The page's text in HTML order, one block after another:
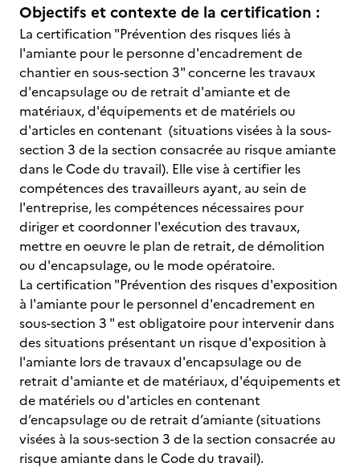
Objectifs et contexte de la certification :
La certification "Prévention des risques liés à
l'amiante pour le personne d'encadrement de
chantier en sous-section 3" concerne les travaux
d'encapsulage ou de retrait d'amiante et de
matériaux, d'équipements et de matériels ou
d'articles en contenant (situations visées à la sous-
section 3 de la section consacrée au risque amiante
dans le Code du travail). Elle vise à certifier les
compétences des travailleurs ayant, au sein de
l'entreprise, les compétences nécessaires pour
diriger et coordonner l'exécution des travaux,
mettre en oeuvre le plan de retrait, de démolition
ou d'encapsulage, ou le mode opératoire.
La certification "Prévention des risques d'exposition
à l'amiante pour le personnel d'encadrement en
sous-section 3 " est obligatoire pour intervenir dans
des situations présentant un risque d'exposition à
l'amiante lors de travaux d'encapsulage ou de
retrait d'amiante et de matériaux, d'équipements et
de matériels ou d'articles en contenant
d’encapsulage ou de retrait d’amiante (situations
visées à la sous-section 3 de la section consacrée au
risque amiante dans le Code du travail).